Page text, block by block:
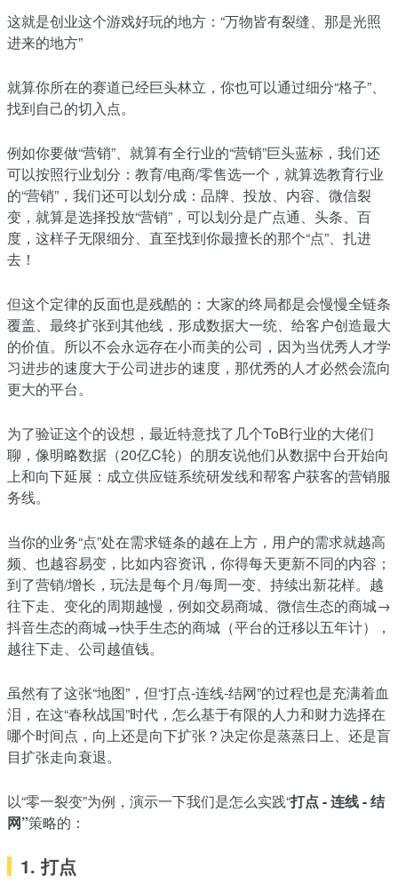
这就是创业这个游戏好玩的地方：“万物皆有裂缝、那是光照
进来的地方”
就算你所在的赛道已经巨头林立，你也可以通过细分“格子”、
找到自己的切入点。
例如你要做“营销”、就算有全行业的“营销”巨头蓝标，我们还
可以按照行业划分：教育/电商/零售选一个，就算选教育行业
的“营销”，我们还可以划分成：品牌、投放、内容、微信裂
变，就算是选择投放“营销”，可以划分是广点通、头条、百
度，这样子无限细分、直至找到你最擅长的那个“点”、扎进
去！
但这个定律的反面也是残酷的：大家的终局都是会慢慢全链条
覆盖、最终扩张到其他线，形成数据大一统、给客户创造最大
的价值。所以不会永远存在小而美的公司，因为当优秀人才学
习进步的速度大于公司进步的速度，那优秀的人才必然会流向
更大的平台。
为了验证这个的设想，最近特意找了几个ToB行业的大佬们
聊，像明略数据（20亿C轮）的朋友说他们从数据中台开始向
上和向下延展：成立供应链系统研发线和帮客户获客的营销服
务线。
当你的业务“点”处在需求链条的越在上方，用户的需求就越高
频、也越容易变，比如内容资讯，你得每天更新不同的内容；
到了营销/增长，玩法是每个月/每周一变、持续出新花样。越
往下走、变化的周期越慢，例如交易商城、微信生态的商城→
抖音生态的商城→快手生态的商城（平台的迁移以五年计），
越往下走、公司越值钱。
虽然有了这张“地图”，但“打点-连线-结网”的过程也是充满着血
泪，在这“春秋战国”时代，怎么基于有限的人力和财力选择在
哪个时间点，向上还是向下扩张？决定你是蒸蒸日上、还是盲
目扩张走向衰退。
以“零一裂变”为例，演示一下我们是怎么实践“打点 - 连线 - 结
网”策略的：
1. 打点